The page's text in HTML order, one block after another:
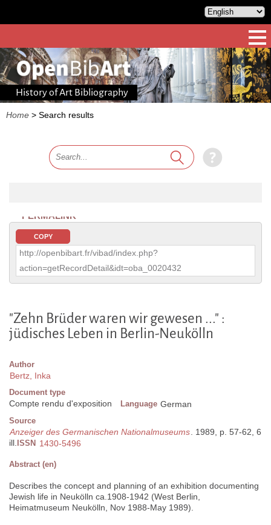
History of Art Bibliography
Home > Search results
PERMALINK
COPY
http://openbibart.fr/vibad/index.php?
action=getRecordDetail&idt=oba_0020432
"Zehn Brüder waren wir gewesen ..." :
jüdisches Leben in Berlin-Neukölln
Author
Bertz, Inka
Document type
Compte rendu d'exposition Language German
Source
Anzeiger des Germanischen Nationalmuseums. 1989, p. 57-62, 6
ill. ISSN 1430-5496
Abstract (en)
Describes the concept and planning of an exhibition documenting
Jewish life in Neukölln ca.1908-1942 (West Berlin,
Heimatmuseum Neukölln, Nov 1988-May 1989).